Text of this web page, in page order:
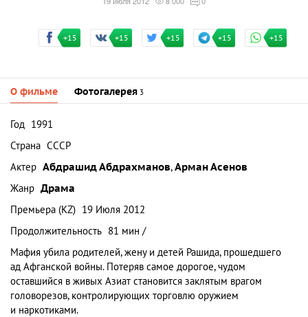
+15 +15 +15 +15 +15
О фильме Фотогалерея 3
Год 1991
Страна СССР
Актер Абдрашид Абдрахманов,Арман Асенов
Жанр Драма
Премьера (KZ) 19 Июля 2012
Продолжительность 81 мин /
Мафия убила родителей, жену и детей Рашида, прошедшего
ад Афганской войны. Потеряв самое дорогое, чудом
оставшийся в живых Азиат становится заклятым врагом
головорезов, контролирующих торговлю оружием
и наркотиками.